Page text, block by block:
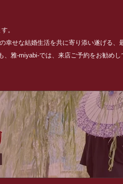
。
せな結婚生活を共に寄り添い遂げる、
雅-miyabi-では、来店ご予約をお勧めし